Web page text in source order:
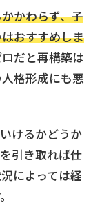
かわらず、子
おすすめしま
だと再構築は
格形成にも悪
けるかどうか
引き取れば仕
によっては経